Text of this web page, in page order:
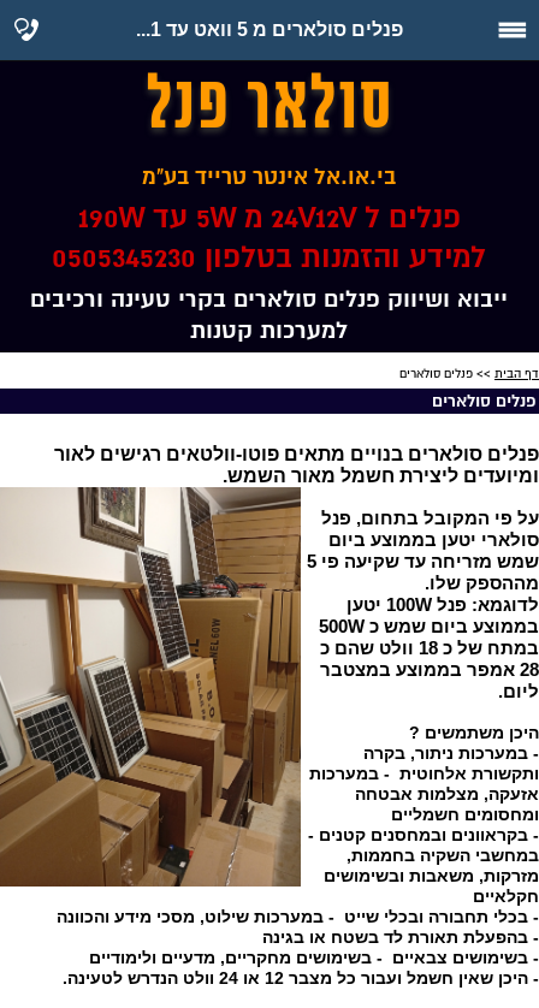
פנלים סולארים מ 5 וואט עד 1...
סולאר פנל
ייבוא ושיווק פנלים סולארים בקרי טעינה ורכיבים
למערכות קטנות
בי.או.אל אינטר טרייד בע"מ
פנלים ל 24V12V מ 5W עד 190W
למידע והזמנות בטלפון 0505345230
דף הבית >> פנלים סולארים
פנלים סולארים
פנלים סולארים בנויים מתאים פוטו-וולטאים רגישים לאור
ומיועדים ליצירת חשמל מאור השמש.
על פי המקובל בתחום, פנל
סולארי יטען בממוצע ביום
שמש מזריחה עד שקיעה פי 5
מההספק שלו.
לדוגמא: פנל 100W יטען
בממוצע ביום שמש כ 500W
במתח של כ 18 וולט שהם כ
28 אמפר בממוצע במצטבר
ליום.
היכן משתמשים ?
- במערכות ניתור, בקרה
ותקשורת אלחוטית - במערכות
אזעקה, מצלמות אבטחה
ומחסומים חשמליים
- בקראוונים ובמחסנים קטנים -
במחשבי השקיה בחממות,
מזרקות, משאבות ובשימושים
חקלאיים
- בכלי תחבורה ובכלי שייט - במערכות שילוט, מסכי מידע והכוונה
- בהפעלת תאורת לד בשטח או בגינה
- בשימושים צבאיים - בשימושים מחקריים, מדעיים ולימודיים
- היכן שאין חשמל ועבור כל מצבר 12 או 24 וולט הנדרש לטעינה.